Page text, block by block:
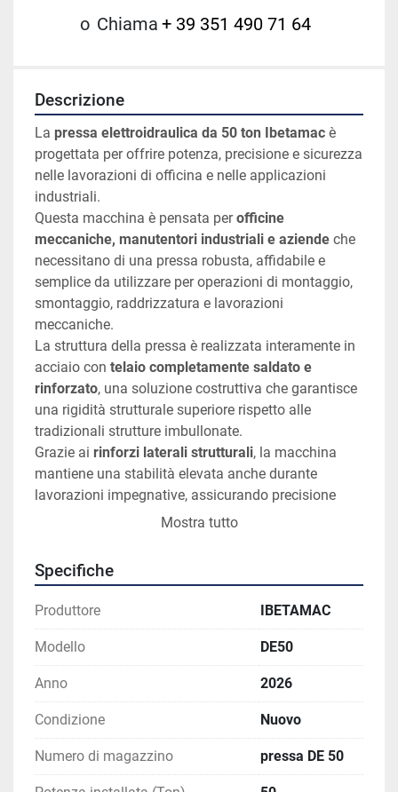
o Chiama + 39 351 490 71 64
Descrizione
La pressa elettroidraulica da 50 ton Ibetamac è
progettata per offrire potenza, precisione e sicurezza
nelle lavorazioni di officina e nelle applicazioni
industriali.
Questa macchina è pensata per officine
meccaniche, manutentori industriali e aziende che
necessitano di una pressa robusta, affidabile e
semplice da utilizzare per operazioni di montaggio,
smontaggio, raddrizzatura e lavorazioni
meccaniche.
La struttura della pressa è realizzata interamente in
acciaio con telaio completamente saldato e
rinforzato, una soluzione costruttiva che garantisce
una rigidità strutturale superiore rispetto alle
tradizionali strutture imbullonate.
Grazie ai rinforzi laterali strutturali, la macchina
mantiene una stabilità elevata anche durante
lavorazioni impegnative, assicurando precisione
operativa e una lunga durata nel tempo anche in
STRUTTURA
COMPLETAMENTE
SALDATA
La struttura portante della pressa è interamente
saldata per garantire massima rigidità e resistenza
alle sollecitazioni durante la lavorazione.
Mostra tutto
Specifiche
Produttore IBETAMAC
Modello DE50
Anno 2026
Condizione Nuovo
Numero di magazzino pressa DE 50